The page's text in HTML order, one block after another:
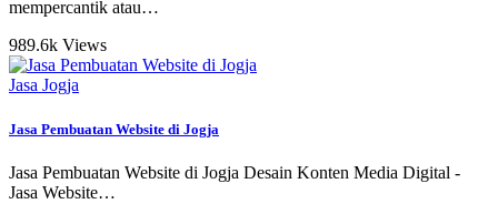
mempercantik atau…
989.6k Views
Jasa Jogja
Jasa Pembuatan Website di Jogja
Jasa Pembuatan Website di Jogja Desain Konten Media Digital -
Jasa Website…